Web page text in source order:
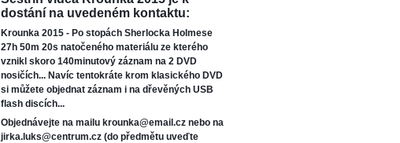
dostání na uvedeném kontaktu:
Krounka 2015 - Po stopách Sherlocka Holmese
27h 50m 20s natočeného materiálu ze kterého
vznikl skoro 140minutový záznam na 2 DVD
nosičích... Navíc tentokráte krom klasického DVD
si můžete objednat záznam i na dřevěných USB
flash discích...
Objednávejte na mailu krounka@email.cz nebo na
jirka.luks@centrum.cz (do předmětu uveďte